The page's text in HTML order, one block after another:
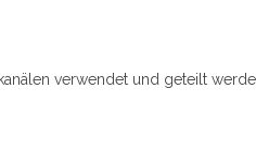
verwendet und geteilt